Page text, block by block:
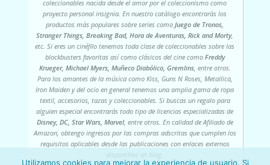
coleccionables nacida desde el amor por el coleccionismo como
proyecto personal insignia. En nuestro catálogo encontrarás los
productos más populares sobre series comoJuego de Tronos,
Stranger Things, Breaking Bad, Hora de Aventuras, Rick and Morty,
etc. Si eres un cinéfilo tenemos toda clase de coleccionables sobre las
blockbusters favoritas así como clásicos del cine como Freddy
Krueger, Michael Myers, Muñeco Diabólico, Gremlins, entre otros.
Para los amantes de la música como Kiss, Guns N Roses, Metallica,
Iron Maiden y del ocio en general tenemos una amplia gama de ropa
textil, accesorios, tazas y coleccionables. Si buscas un regalo para
alguien especial encontrarás todo tipo de licencias especializadas de
Disney, DC, Star Wars, Marvel, entre otros. En calidad de Afiliado de
Amazon, obtengo ingresos por las compras adscritas que cumplen los
requisitos aplicables desde las publicaciones con enlaces externos
disponibles en blog.
Utilizamos cookies para mejorar la experiencia de usuario. Si